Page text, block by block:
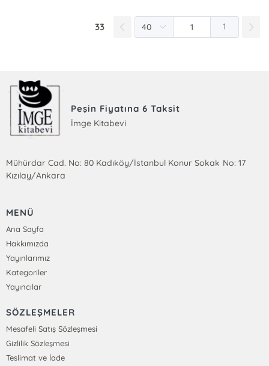
33 1
Peşin Fiyatına 6 Taksit
İmge Kitabevi
Mühürdar Cad. No: 80 Kadıköy/İstanbul Konur Sokak No: 17
Kızılay/Ankara
MENÜ
Ana Sayfa
Hakkımızda
Yayınlarımız
Kategoriler
Yayıncılar
SÖZLEŞMELER
Mesafeli Satış Sözleşmesi
Gizlilik Sözleşmesi
Teslimat ve İade